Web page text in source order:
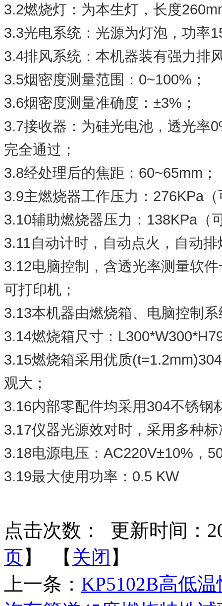
3.2燃烧灯：为本生灯，长度
3.3光电系统：光源为灯泡，功率
3.4排风系统：本机器装有强力排
3.5烟密度测量范围： 0~100% ；
3.6烟密度测量准确度： ±3% ；
3.7接收器：为硅光电池，透光率
完全通过；
3.8经处理后的焦距： 60~65mm ；
3.9主燃烧器工作压力： 276KPa
3.10辅助燃烧器压力： 138KPa （
3.11自动计时，自动点火，自动
3.12电脑控制，含透光率测量软
可打印机；
3.13本机器由燃烧箱、电脑控制
3.14燃烧箱尺寸：
3.15燃烧箱采用优质(t=1.2mm)304
观大；
3.16内部零配件均采用304不锈钢
3.17仪器光源效对时，采用多种
3.18电源电压： AC220V±10% ，
3.19最大使用功率： 0.5 KW
点击次数：
更新时间：
页】 【 关闭 】
上一条： KP5102B高低